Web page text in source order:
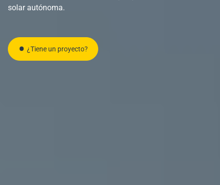
solar autónoma.
¿Tiene un proyecto?